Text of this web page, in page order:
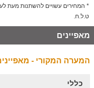
מתחם האירוח שוכן במיקום
ממסלולי טיול ואטרקציות
באגם מונפורט, המציע
החלקה על הקרח, קארטינג
* המחירים עשויים להשתנות מעת
ט.ל.ח.
מאפיינים
המערה המקורי -
כללי